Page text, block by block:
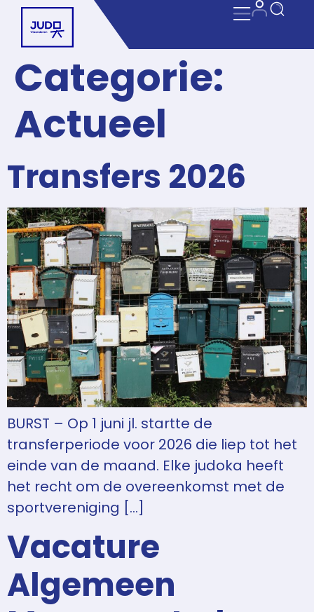
Categorie:
Actueel
Transfers 2026
BURST – Op 1 juni jl. startte de
transferperiode voor 2026 die liep tot het
einde van de maand. Elke judoka heeft
het recht om de overeenkomst met de
sportvereniging […]
Vacature
Algemeen